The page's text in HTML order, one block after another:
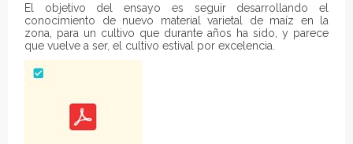
El objetivo del ensayo es seguir desarrollando el
conocimiento de nuevo material varietal de maíz en la
zona, para un cultivo que durante años ha sido, y parece
que vuelve a ser, el cultivo estival por excelencia.